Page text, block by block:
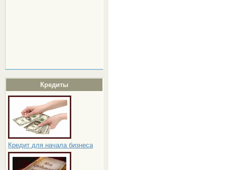
Кредиты
Кредит для начала бизнеса